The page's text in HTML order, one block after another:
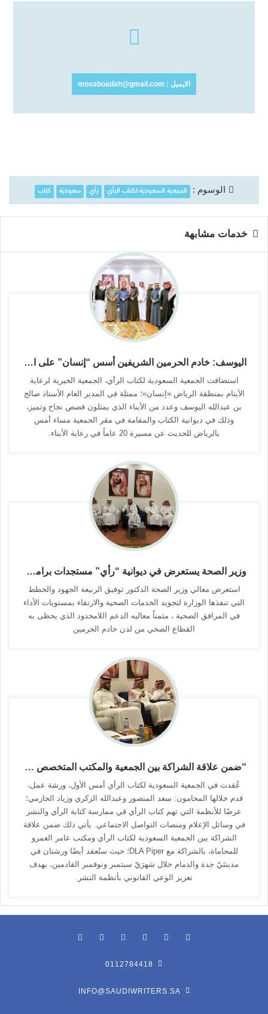
الايميل : mosaboadah@gmail.com
الوسوم : الجمعية السعودية لكتاب الرأي رأي سعودية كتاب
خدمات مشابهة
اليوسف: خادم الحرمين الشريفين أسس “إنسان” على الشفافية وحفظ كرامة المستفيد
استضافت الجمعية السعودية لكتاب الرأي، الجمعية الخيرية لرعاية
الأيتام بمنطقة الرياض «إنسان»؛ ممثلة في المدير العام الأستاذ صالح
بن عبدالله اليوسف وعدد من الأبناء الذي يمثلون قصص نجاح وتميز،
وذلك في ديوانية الكتاب والمقامة في مقر الجمعية مساء أمس
بالرياض للحديث عن مسيرة 20 عاماً في رعاية الأبناء.
وزير الصحة يستعرض في ديوانية “رأي” مستجدات برامج ومبادرات التحول
استعرض معالي وزير الصحة الدكتور توفيق الربيعة الجهود والخطط
التي تنفذها الوزارة لتجويد الخدمات الصحية والارتقاء بمستويات الأداء
في المرافق الصحية ، مثمناً معاليه الدعم اللامحدود الذي يحظى به
القطاع الصحي من لدن خادم الحرمين
“ضمن علاقة الشراكة بين الجمعية والمكتب المتخصص في المحاماة “رأي” و”عامر العمرو” تعقدان ورشة لعرض أنظمة النشر لكتاب الرأي
عُقدت في الجمعية السعودية لكتاب الرأي أمس الأول، ورشة عمل،
قدم خلالها المحامون: سعد المنصور وعبدالله الزكري وزياد الحازمي؛
عرضًا للأنظمة التي تهم كتاب الرأي في ممارسة كتابة الرأي والنشر
في وسائل الإعلام ومنصات التواصل الاجتماعي. يأتي ذلك ضمن علاقة
الشراكة بين الجمعية السعودية لكتاب الرأي ومكتب عامر العمرو
للمحاماة، بالشراكة مع DLA Piper؛ حيث ستُعقد أيضًا ورشتان في
مدينتَيْ جدة والدمام خلال شهرَيْ سبتمبر ونوفمبر القادمين، بهدف
تعزيز الوعي القانوني بأنظمة النشر.
0112784418
INFO@SAUDIWRITERS.SA